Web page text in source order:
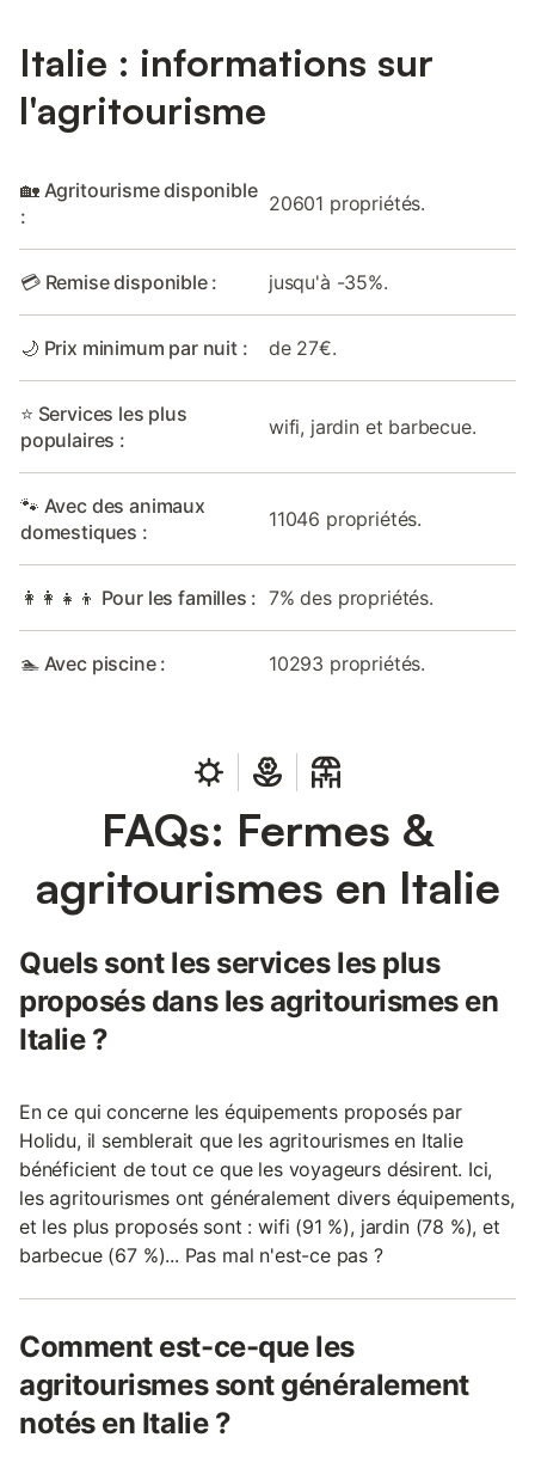
Italie : informations sur
l'agritourisme
🏡 Agritourisme disponible
:
20601 propriétés.
💳 Remise disponible : jusqu'à -35%.
🌙 Prix minimum par nuit : de 27€.
⭐ Services les plus
populaires :
wifi, jardin et barbecue.
🐾 Avec des animaux
domestiques :
11046 propriétés.
👩‍👩‍👧‍👦 Pour les familles : 7% des propriétés.
🏊 Avec piscine : 10293 propriétés.
FAQs: Fermes &
agritourismes en Italie
Quels sont les services les plus
proposés dans les agritourismes en
Italie ?
En ce qui concerne les équipements proposés par
Holidu, il semblerait que les agritourismes en Italie
bénéficient de tout ce que les voyageurs désirent. Ici,
les agritourismes ont généralement divers équipements,
et les plus proposés sont : wifi (91 %), jardin (78 %), et
barbecue (67 %)... Pas mal n'est-ce pas ?
Comment est-ce-que les
agritourismes sont généralement
notés en Italie ?